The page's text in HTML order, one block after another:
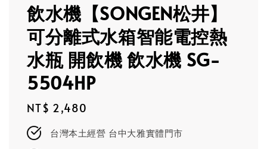
飲水機【SONGEN松井】
可分離式水箱智能電控熱
水瓶 開飲機 飲水機 SG-
5504HP
Regular
price
NT$ 2,480
台灣本土經營 台中大雅實體門市